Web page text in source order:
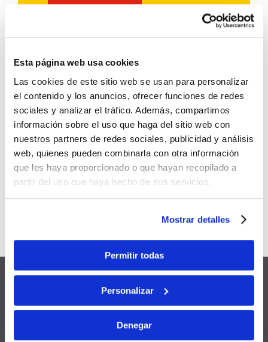
Esta página web usa cookies
Las cookies de este sitio web se usan para personalizar
el contenido y los anuncios, ofrecer funciones de redes
sociales y analizar el tráfico. Además, compartimos
información sobre el uso que haga del sitio web con
nuestros partners de redes sociales, publicidad y análisis
web, quienes pueden combinarla con otra información
que les haya proporcionado o que hayan recopilado a
partir del uso que haya hecho de sus servicios.
Mostrar detalles
Permitir todas
Personalizar
Denegar
Rent a Car Dénia, sign up and
enjoy exclusive benefits:
5% discount
Applicable toall your future
bookings
Can be combinedwith other
promotions and discounts
12 monthsfrom the
registration date